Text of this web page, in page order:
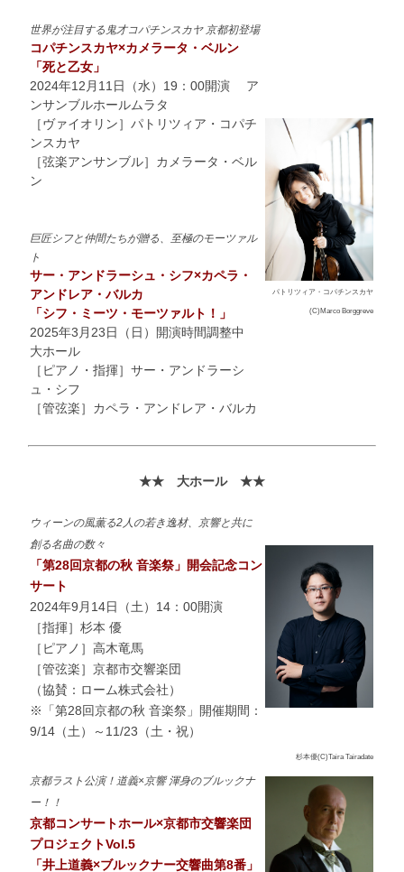
世界が注目する鬼才コパチンスカヤ 京都初登場
コパチンスカヤ×カメラータ・ベルン
「死と乙女」
2024年12月11日（水）19：00開演 ア
ンサンブルホールムラタ
［ヴァイオリン］パトリツィア・コパチ
ンスカヤ
［弦楽アンサンブル］カメラータ・ベル
ン
巨匠シフと仲間たちが贈る、至極のモーツァル
ト
サー・アンドラーシュ・シフ×カペラ・
アンドレア・バルカ
「シフ・ミーツ・モーツァルト！」
2025年3月23日（日）開演時間調整中
大ホール
［ピアノ・指揮］サー・アンドラーシ
ュ・シフ
［管弦楽］カペラ・アンドレア・バルカ
パトリツィア・コパチンスカヤ
(C)Marco Borggreve
★★ 大ホール ★★
ウィーンの風薫る2人の若き逸材、京響と共に
創る名曲の数々
「第28回京都の秋 音楽祭」開会記念コン
サート
2024年9月14日（土）14：00開演
［指揮］杉本 優
［ピアノ］高木竜馬
［管弦楽］京都市交響楽団
（協賛：ローム株式会社）
※「第28回京都の秋 音楽祭」開催期間：
9/14（土）～11/23（土・祝）
杉本優(C)Taira Tairadate
京都ラスト公演！道義×京響 渾身のブルックナ
ー！！
京都コンサートホール×京都市交響楽団
プロジェクトVol.5
「井上道義×ブルックナー交響曲第8番」